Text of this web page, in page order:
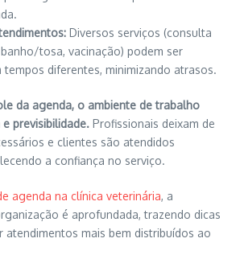
Diversos serviços (consulta
tosa, vacinação) podem ser
diferentes, minimizando atrasos.
da agenda, o ambiente de trabalho
previsibilidade. Profissionais deixam de
e clientes são atendidos
a confiança no serviço.
agenda na clínica veterinária, a
é aprofundada, trazendo dicas
atendimentos mais bem distribuídos ao